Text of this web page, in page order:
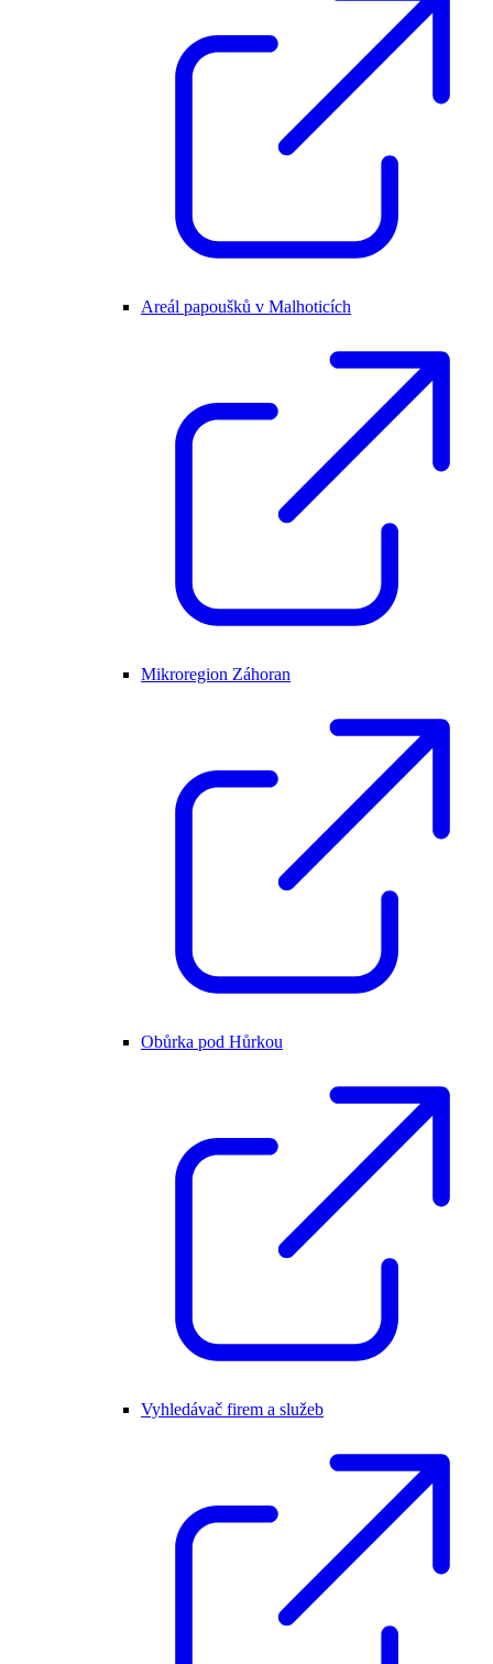
Areál papoušků v Malhoticích
Mikroregion Záhoran
Obůrka pod Hůrkou
Vyhledávač firem a služeb